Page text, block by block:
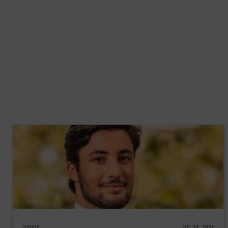
outro lado os empregadores também estão à espera
Como está o estado do AIMA (e ex-
verdadeiro apoio e envolvimento destes
Neste momento, não existe muito apoio. Havia o
na integração em Portugal, mas, quando extinguiram,